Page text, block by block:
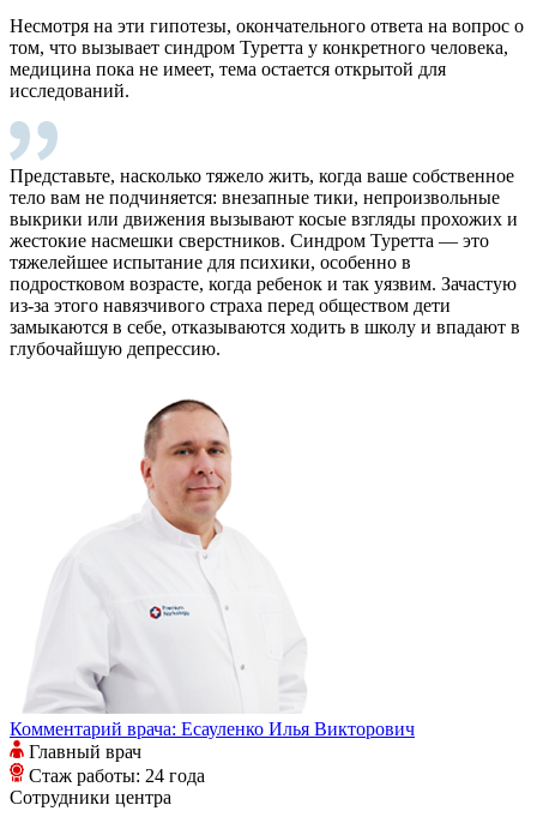
Несмотря на эти гипотезы, окончательного ответа на вопрос о
том, что вызывает синдром Туретта у конкретного человека,
медицина пока не имеет, тема остается открытой для
исследований.
Представьте, насколько тяжело жить, когда ваше собственное
тело вам не подчиняется: внезапные тики, непроизвольные
выкрики или движения вызывают косые взгляды прохожих и
жестокие насмешки сверстников. Синдром Туретта — это
тяжелейшее испытание для психики, особенно в
подростковом возрасте, когда ребенок и так уязвим. Зачастую
из-за этого навязчивого страха перед обществом дети
замыкаются в себе, отказываются ходить в школу и впадают в
глубочайшую депрессию.
Комментарий врача: Есауленко Илья Викторович
Главный врач
Стаж работы: 24 года
Сотрудники центра